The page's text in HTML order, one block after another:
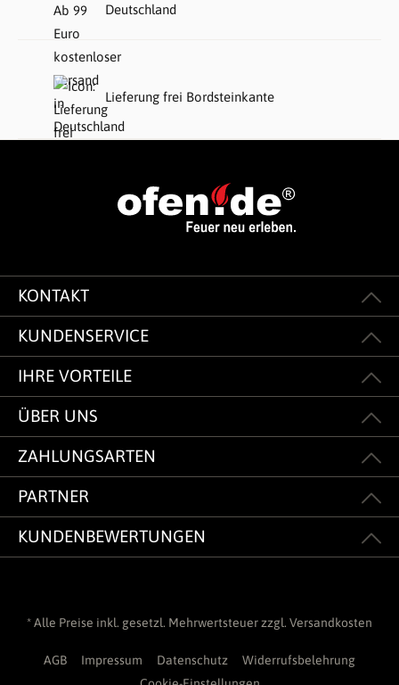
Deutschland
Lieferung frei Bordsteinkante
KONTAKT
KUNDENSERVICE
IHRE VORTEILE
ÜBER UNS
ZAHLUNGSARTEN
PARTNER
KUNDENBEWERTUNGEN
* Alle Preise inkl. gesetzl. Mehrwertsteuer zzgl. Versandkosten
AGB Impressum Datenschutz
Widerrufsbelehrung